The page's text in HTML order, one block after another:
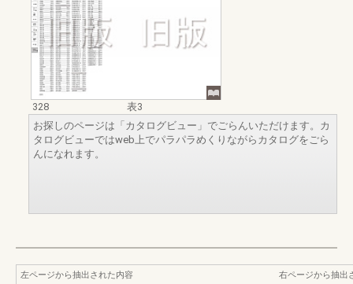
328
表3
お探しのページは「カタログビュー」でごらんいただけます。カ
タログビューではweb上でパラパラめくりながらカタログをごら
んになれます。
左ページから抽出された内容
右ページから抽出